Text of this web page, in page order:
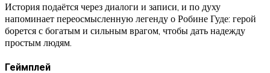
История подаётся через диалоги и записи, и по духу
напоминает переосмысленную легенду о Робине Гуде: герой
борется с богатым и сильным врагом, чтобы дать надежду
простым людям.
Геймплей